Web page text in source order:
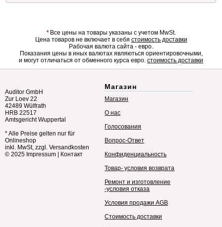
*Все цены на товары указаны с учетом MwSt.
Цена товаров не включает в себя стоимость доставки
Рабочая валюта сайта - евро.
Показания цены в иных валютах являються ориентировочными,
и могут отличаться от обменного курса евро. стоимость доставки
Auditor GmbH
Zur Loev 22
42489 Wülfrath
HRB 22517
Amtsgericht Wuppertal
* Alle Preise gelten nur für
Onlineshop
inkl. MwSt, zzgl. Versandkosten
© 2025 Impressum Контакт
Магазин
Магазин
О нас
Голосования
Вопрос-Ответ
Конфиденциальность
Товар- условия возврата
Ремонт и изготовление
-условия отказа
Условия продажи AGB
Стоимость доставки